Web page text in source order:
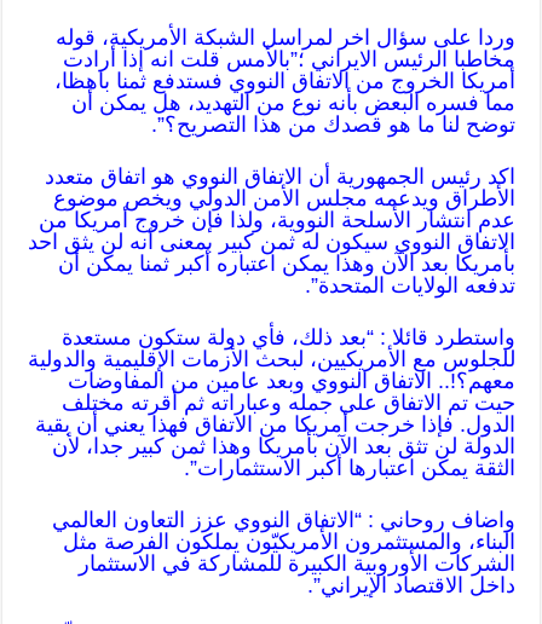
وردا على سؤال اخر لمراسل الشبكة الأمريكية، قوله
مخاطبا الرئيس الايراني ؛”بالأمس قلت انه إذا أرادت
أمريكا الخروج من الاتفاق النووي فستدفع ثمنا باهظا،
مما فسره البعض بأنه نوع من التهديد، هل يمكن أن
توضح لنا ما هو قصدك من هذا التصريح؟”.
اكد رئيس الجمهورية أن الاتفاق النووي هو اتفاق متعدد
الأطراق ويدعمه مجلس الأمن الدولي ويخص موضوع
عدم انتشار الأسلحة النووية، ولذا فإن خروج أمريكا من
الاتفاق النووي سيكون له ثمن كبير بمعنى أنه لن يثق احد
بأمريكا بعد الآن وهذا يمكن اعتباره أكبر ثمنا يمكن أن
تدفعه الولايات المتحدة”.
واستطرد قائلا : “بعد ذلك، فأي دولة ستكون مستعدة
للجلوس مع الأمريكيين، لبحث الأزمات الإقليمية والدولية
معهم؟!.. الاتفاق النووي وبعد عامين من المفاوضات
حيت تم الاتفاق على جمله وعباراته ثم أقرته مختلف
الدول. فإذا خرجت أمريكا من الاتفاق فهذا يعني أن بقية
الدولة لن تثق بعد الآن بأمريكا وهذا ثمن كبير جدا، لأن
الثقة يمكن اعتبارها أكبر الاستثمارات”.
واضاف روحاني : “الاتفاق النووي عزز التعاون العالمي
البناء، والمستثمرون الأمريكيّون يملكون الفرصة مثل
الشركات الأوروبية الكبيرة للمشاركة في الاستثمار
داخل الاقتصاد الإيراني”.